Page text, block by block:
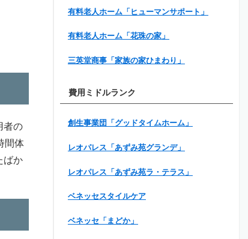
者の
間体
ばか
有料老人ホーム「ヒューマンサポート」
有料老人ホーム「花珠の家」
三英堂商事「家族の家ひまわり」
費用ミドルランク
創生事業団「グッドタイムホーム」
レオパレス「あずみ苑グランデ」
レオパレス「あずみ苑ラ・テラス」
ベネッセスタイルケア
ベネッセ「まどか」